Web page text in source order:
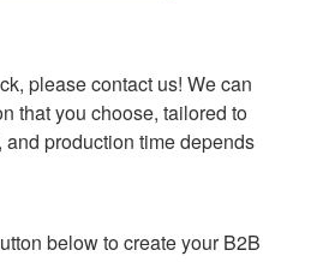
please contact us! We can
that you choose, tailored to
production time depends
below to create your B2B